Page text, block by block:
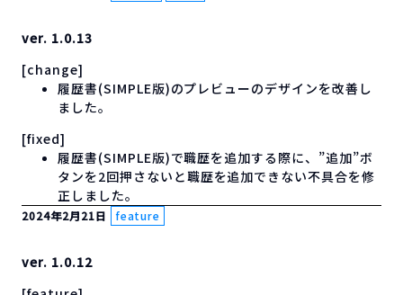
ver. 1.0.13
[change]
履歴書(SIMPLE版)のプレビューのデザインを改善し
ました。
[fixed]
履歴書(SIMPLE版)で職歴を追加する際に、”追加”ボ
タンを2回押さないと職歴を追加できない不具合を修
正しました。
2024年2月21日 feature
ver. 1.0.12